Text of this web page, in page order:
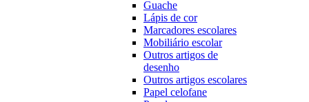
Guache
Lápis de cor
Marcadores escolares
Mobiliário escolar
Outros artigos de
desenho
Outros artigos escolares
Papel celofane